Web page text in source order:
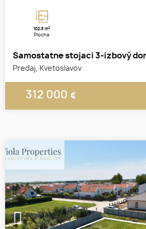
102.3 m2
Plocha
Samostatne stojaci 3-izbový
Predaj, Kvetoslavov
312 000 €